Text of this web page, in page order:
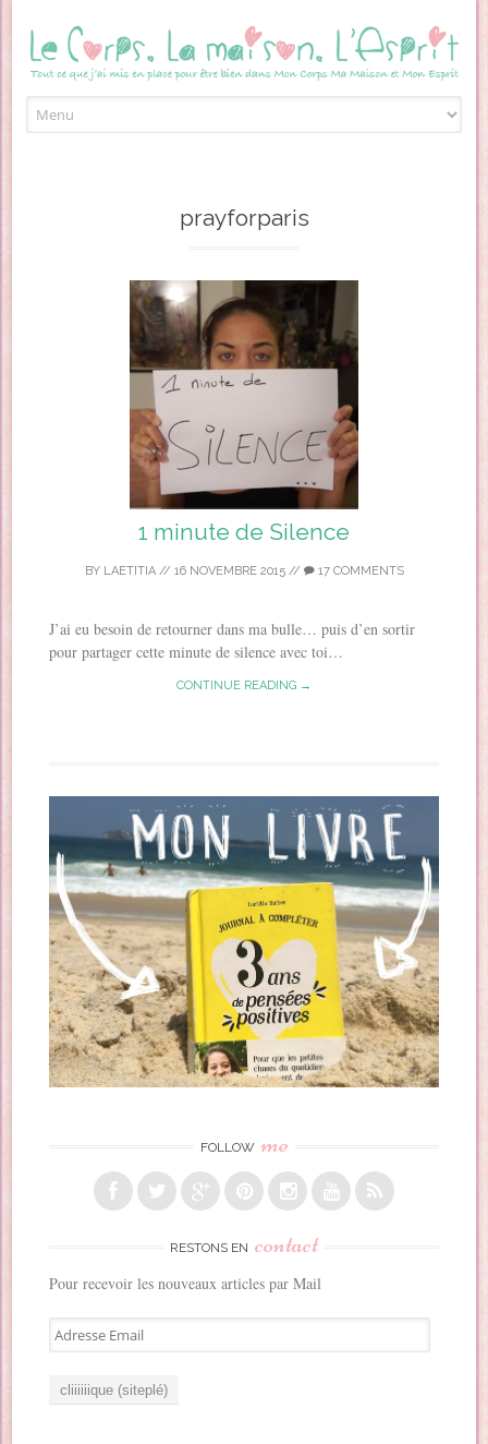
prayforparis
1 minute de Silence
BY LAETITIA// 16 NOVEMBRE 2015// 17 COMMENTS
J’ai eu besoin de retourner dans ma bulle… puis d’en sortir
pour partager cette minute de silence avec toi…
CONTINUE READING →
FOLLOW me
RESTONS EN contact
Pour recevoir les nouveaux articles par Mail
A
d